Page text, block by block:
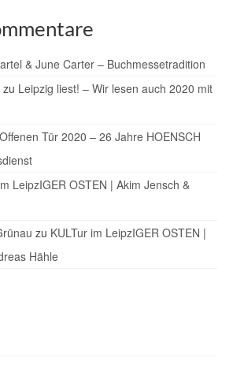
& June Carter – Buchmessetradition
zu Leipzig liest! – Wir lesen auch 2020 mit
Tür 2020 – 26 Jahre HOENSCH
LeipzIGER OSTEN | Akim Jensch &
zu KULTur im LeipzIGER OSTEN |
Hähle